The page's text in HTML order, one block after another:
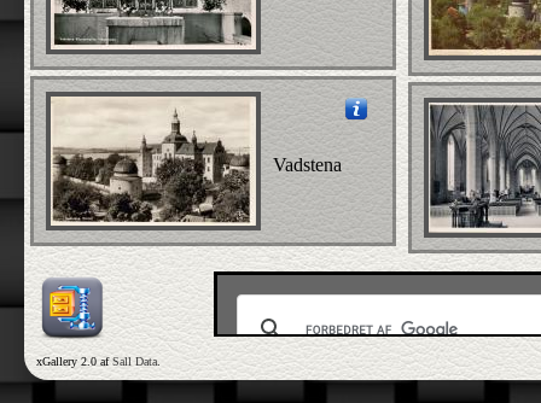
Vadstena
xGallery 2.0 afSall Data